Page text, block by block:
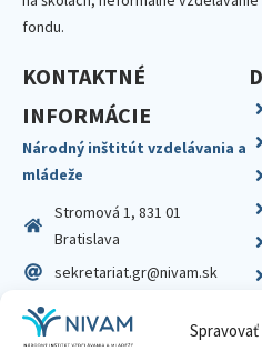
Spravovať
fondu.
KONTAKTNÉ
INFORMÁCIE
Národný inštitút vzdelávania a
mládeže
Stromová 1, 831 01
Bratislava
sekretariat.gr@nivam.sk
IČO: 00164348
DIČ: 2020798714